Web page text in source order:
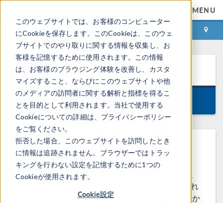
このウェブサイトでは、お客様のコンピューター
にCookieを保存します。このCookieは、このウェ
ブサイトでのやり取りに関する情報を収集し、お
客様を記憶するために使用されます。この情報
は、お客様のブラウジング体験を改善し、カスタ
マイズすること、ならびにこのウェブサイトや他
のメディアの訪問者に関する解析と指標を得るこ
とを目的として利用されます。当社で使用する
Cookieについての詳細は、プライバシーポリシー
をご覧ください。
拒否した場合、このウェブサイトを訪問したとき
に情報は追跡されません。ブラウザーではトラッ
キングを行わない設定を記憶するために1つの
Cookieが使用されます。
Cookie設定
MENU
ログイン お問い合わせ
COMSOL6.4
Version 6.4.0.429, May 29, 2026
COMSOL Multiphysics ®または
COMSOL Server™ をダウンロードするには,
COMSOL アクセスアカウントにログインしてく
ださい. COMSOL アクセスアカウントに登録され
ている COMSOL ライセンス, または営業担当者か